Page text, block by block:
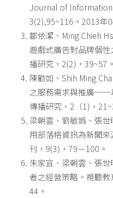
Journal of Information
3(2),95~116。2013年
鄒依潔、Ming Chieh
遊戲式廣告對品牌個
播研究，2(2)，39~57。
陳勸如、Shih Ming
之服務需求與推廣──
傳播研究，2（1)，
梁朝雲、劉敏娟、張
用部落格資訊為新聞
刊，9(3)，79－100。
朱家宜、梁朝雲、張
者之經營策略。視聽
44。